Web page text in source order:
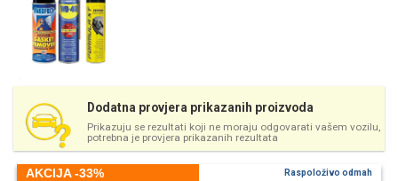
Dodatna provjera prikazanih proizvoda
Prikazuju se rezultati koji ne moraju odgovarati vašem vozilu,
potrebna je provjera prikazanih rezultata
AKCIJA -33% Raspoloživo odmah